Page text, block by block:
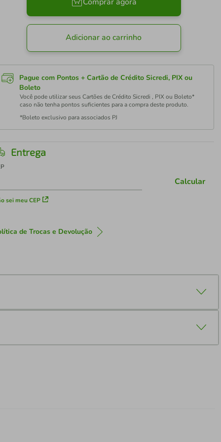
Comprar agora
Adicionar ao carrinho
Pague com Pontos + Cartão de Crédito Sicredi, PIX ou
Boleto
Você pode utilizar seus Cartões de Crédito Sicredi , PIX ou Boleto*
caso não tenha pontos suficientes para a compra deste produto.
*Boleto exclusivo para associados PJ
Entrega
sei meu CEP
Calcular
de Trocas e Devolução